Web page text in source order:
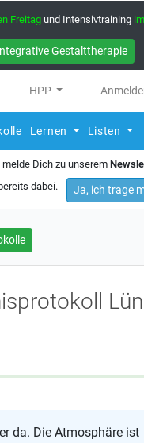
Freitag und Intensivtraining
Gestalttherapie
HPP
Lernen Listen
Dich zu unserem
dabei.
Ja, ich trage
da. Die Atmosphäre ist